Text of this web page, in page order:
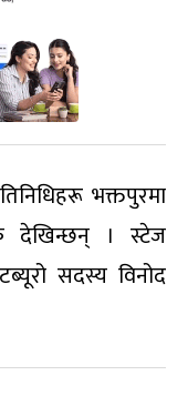
भक्तपुरमा
देखिन्छन् । स्टेज
सदस्य विनोद